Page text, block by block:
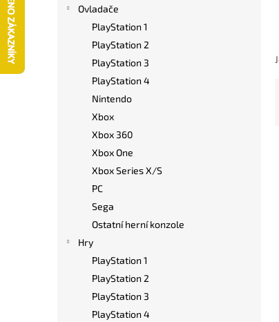
Ovladače
PlayStation 1
PlayStation 2
PlayStation 3
PlayStation 4
Nintendo
Xbox
Xbox 360
Xbox One
Xbox Series X/S
PC
Sega
Ostatní herní konzole
Hry
PlayStation 1
PlayStation 2
PlayStation 3
PlayStation 4